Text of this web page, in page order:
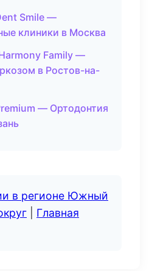
Smile —
клиники в Москва
Family —
в Ростов-на-
— Ортодонтия
в регионе Южный
Главная